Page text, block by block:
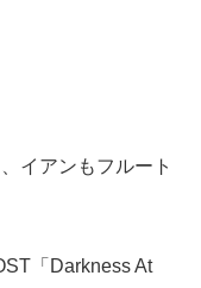
イアンもフルート
「Darkness At